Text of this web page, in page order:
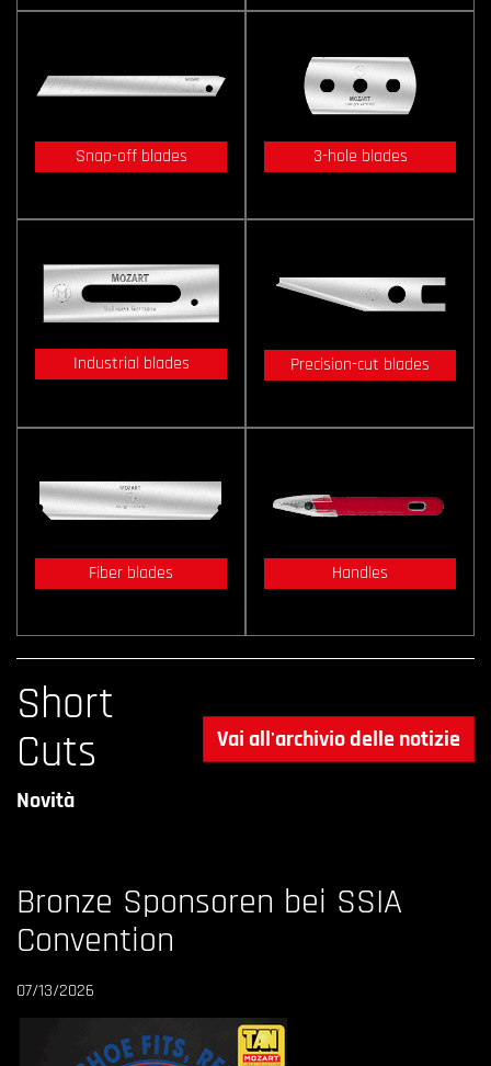
Snap-off blades 3-hole blades
Industrial blades Precision-cut blades
Fiber blades Handles
Vai all'archivio delle notizie
Short
Cuts
Novità
Bronze Sponsoren bei SSIA
Convention
07/13/2026